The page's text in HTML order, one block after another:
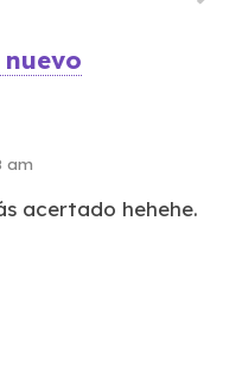
am
acertado hehehe.